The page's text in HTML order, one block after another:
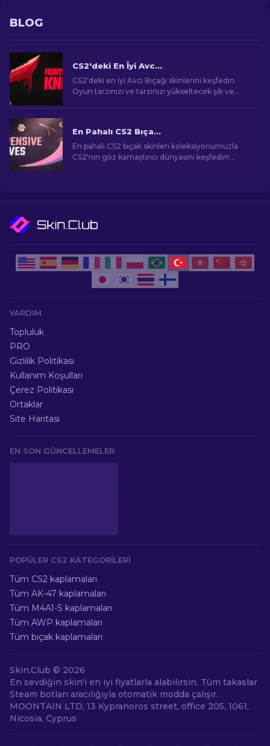
BLOG
CS2'deki En İyi Avcı Bıçağı Skinleri [2026]
CS2'deki en iyi Avcı Bıçağı skinlerini keşfedin.
Oyun tarzınızı ve tarzınızı yükseltecek şık ve
En Pahalı CS2 Bıçakları [2026]
En pahalı CS2 bıçak skinleri koleksiyonumuzla
CS2'nin göz kamaştırıcı dünyasını keşfedin!
YARDIM
Topluluk
PRO
Gizlilik Politikası
Kullanım Koşulları
Çerez Politikası
Ortaklar
Site Haritası
EN SON GÜNCELLEMELER
POPÜLER CS2 KATEGORILERI
Tüm CS2 kaplamaları
Tüm AK-47 kaplamaları
Tüm M4A1-S kaplamaları
Tüm AWP kaplamaları
Tüm bıçak kaplamaları
Skin.Club © 2026
En sevdiğin skin'i en iyi fiyatlarla alabilirsin. Tüm takaslar
Steam botları aracılığıyla otomatik modda çalışır.
MOONTAIN LTD, 13 Kypranoros street, office 205, 1061,
Nicosia, Cyprus